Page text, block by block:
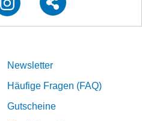
Newsletter
Häufige Fragen (FAQ)
Gutscheine